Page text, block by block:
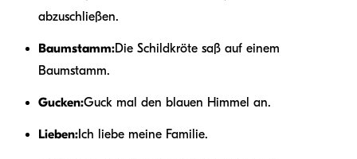
abzuschließen.
Baumstamm:Die Schildkröte saß auf einem
Baumstamm.
Gucken:Guck mal den blauen Himmel an.
Lieben: Ich liebe meine Familie.